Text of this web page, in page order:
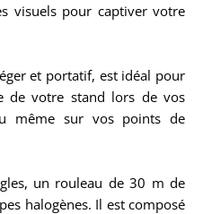
visuels pour captiver votre
et portatif, est idéal pour
de votre stand lors de vos
même sur vos points de
un rouleau de 30 m de
halogènes. Il est composé